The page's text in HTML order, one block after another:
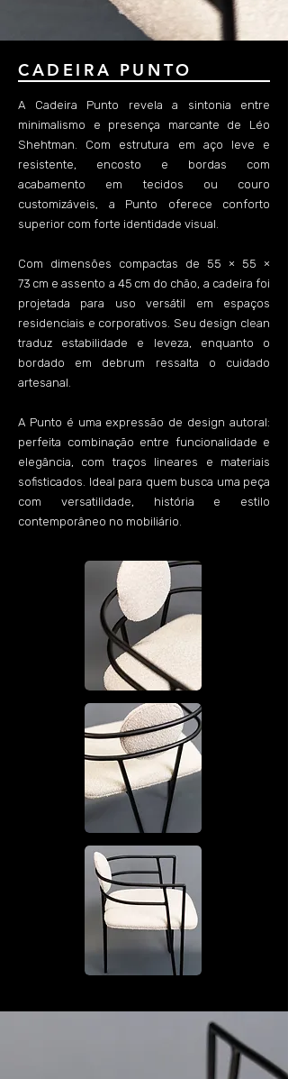
CADEIRA PUNTO
A Cadeira Punto revela a sintonia entre
minimalismo e presença marcante de Léo
Shehtman. Com estrutura em aço leve e
resistente, encosto e bordas com
acabamento em tecidos ou couro
customizáveis, a Punto oferece conforto
superior com forte identidade visual.
Com dimensões compactas de 55 × 55 ×
73 cm e assento a 45 cm do chão, a cadeira foi
projetada para uso versátil em espaços
residenciais e corporativos. Seu design clean
traduz estabilidade e leveza, enquanto o
bordado em debrum ressalta o cuidado
artesanal.
A Punto é uma expressão de design autoral:
perfeita combinação entre funcionalidade e
elegância, com traços lineares e materiais
sofisticados. Ideal para quem busca uma peça
com versatilidade, história e estilo
contemporâneo no mobiliário.